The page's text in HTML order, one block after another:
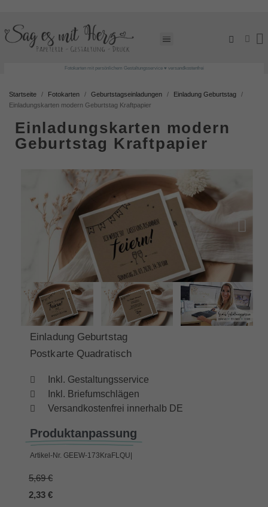
Fotokarten mit persönlichem Gestaltungsservice ♥ versandkostenfrei
Startseite Fotokarten Geburtstagseinladungen
Einladung Geburtstag
Einladungskarten modern Geburtstag Kraftpapier
Einladungskarten modern
Geburtstag Kraftpapier
Einladung Geburtstag
Postkarte Quadratisch
Inkl. Gestaltungsservice
Inkl. Briefumschlägen
Versandkostenfrei innerhalb DE
Produktanpassung
Artikel-Nr. GEEW-173KraFLQU|
5,69 €
2,33 €